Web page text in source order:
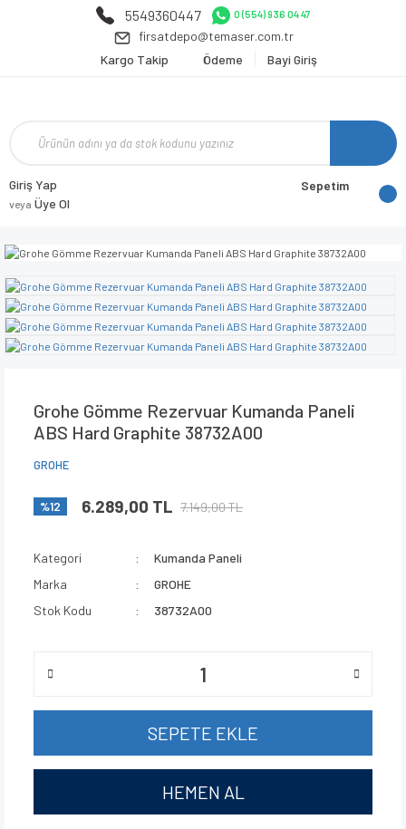
5549360447 0 (554) 936 04 47
firsatdepo@temaser.com.tr
Kargo Takip
Ödeme Bayi Giriş
Giriş Yap
veya Üye Ol
Sepetim
Grohe Gömme Rezervuar Kumanda Paneli
ABS Hard Graphite 38732A00
GROHE
%12 6.289,00 TL 7.149,00 TL
Kategori
Kumanda Paneli
Marka
GROHE
Stok Kodu
38732A00
SEPETE EKLE
HEMEN AL